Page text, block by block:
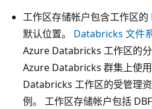
工作区存储帐户包含工作区的
默认位置。 Databricks 文件
Azure Databricks 工作区的
Azure Databricks 群集上使
Databricks 工作区的受管理
例。 工作区存储帐户包括